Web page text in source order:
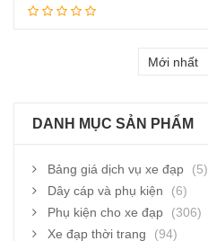
DANH MỤC SẢN PHẨM
Bảng giá dịch vụ xe đạp
(5)
Dây cáp và phụ kiện
(6)
Phụ kiện cho xe đạp
(306)
Xe đạp thời trang
(94)